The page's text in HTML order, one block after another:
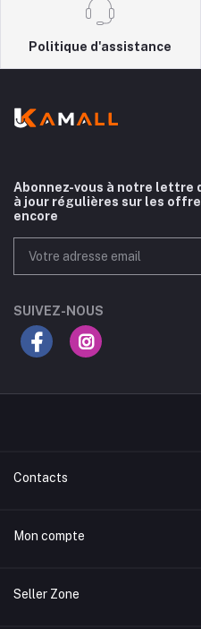
Politique d'assistance
Abonnez-vous à notre lettre
à jour régulières sur les
encore
SUIVEZ-NOUS
Contacts
Adresse
Téléphone
Mon compte
تسجيل الدخول لحسابك
Seller Zone